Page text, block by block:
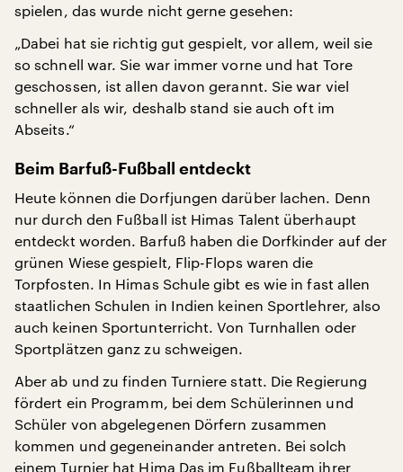
spielen, das wurde nicht gerne gesehen:
„Dabei hat sie richtig gut gespielt, vor allem, weil sie
so schnell war. Sie war immer vorne und hat Tore
geschossen, ist allen davon gerannt. Sie war viel
schneller als wir, deshalb stand sie auch oft im
Abseits.“
Beim Barfuß-Fußball entdeckt
Heute können die Dorfjungen darüber lachen. Denn
nur durch den Fußball ist Himas Talent überhaupt
entdeckt worden. Barfuß haben die Dorfkinder auf der
grünen Wiese gespielt, Flip-Flops waren die
Torpfosten. In Himas Schule gibt es wie in fast allen
staatlichen Schulen in Indien keinen Sportlehrer, also
auch keinen Sportunterricht. Von Turnhallen oder
Sportplätzen ganz zu schweigen.
Aber ab und zu finden Turniere statt. Die Regierung
fördert ein Programm, bei dem Schülerinnen und
Schüler von abgelegenen Dörfern zusammen
kommen und gegeneinander antreten. Bei solch
einem Turnier hat Hima Das im Fußballteam ihrer